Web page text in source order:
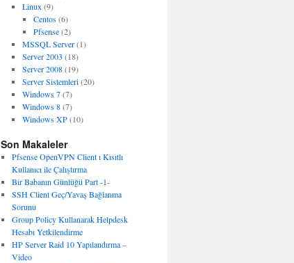
Linux (9)
Centos(6)
Pfsense(2)
MSSQL Server(1)
Server 2003 (18)
Server 2008(19)
Server Sistemleri(20)
Windows 7(7)
Windows 8(7)
Windows XP(10)
Son Makaleler
Pfsense OpenVPN Client ı Kısıtlı
Kullanıcı ile Çalıştırma
Bir Babanın Günlüğü Part -1-
SSH Client Geç/Yavaş Bağlanma
Sorunu
Group Policy Kullanarak Helpdesk
Hesabı Yetkilendirme
HP Server Raid 10 Yapılandırma –
Video